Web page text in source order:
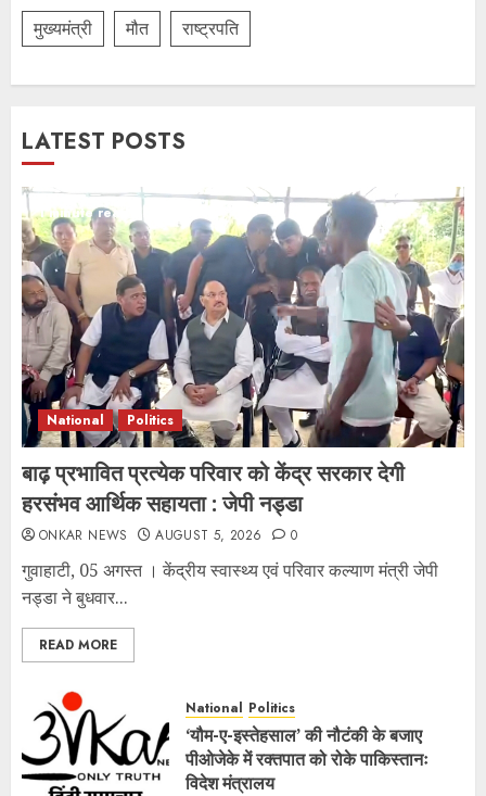
मुख्यमंत्री मौत राष्ट्रपति
LATEST POSTS
1 minute read
National Politics
बाढ़ प्रभावित प्रत्येक परिवार को केंद्र सरकार देगी
हरसंभव आर्थिक सहायता : जेपी नड्डा
ONKAR NEWS AUGUST 5, 2026 0
गुवाहाटी, 05 अगस्त । केंद्रीय स्वास्थ्य एवं परिवार कल्याण मंत्री जेपी
नड्डा ने बुधवार...
READ MORE
National Politics
‘यौम-ए-इस्तेहसाल’ की नौटंकी के बजाए
पीओजेके में रक्तपात को रोके पाकिस्तानः
विदेश मंत्रालय